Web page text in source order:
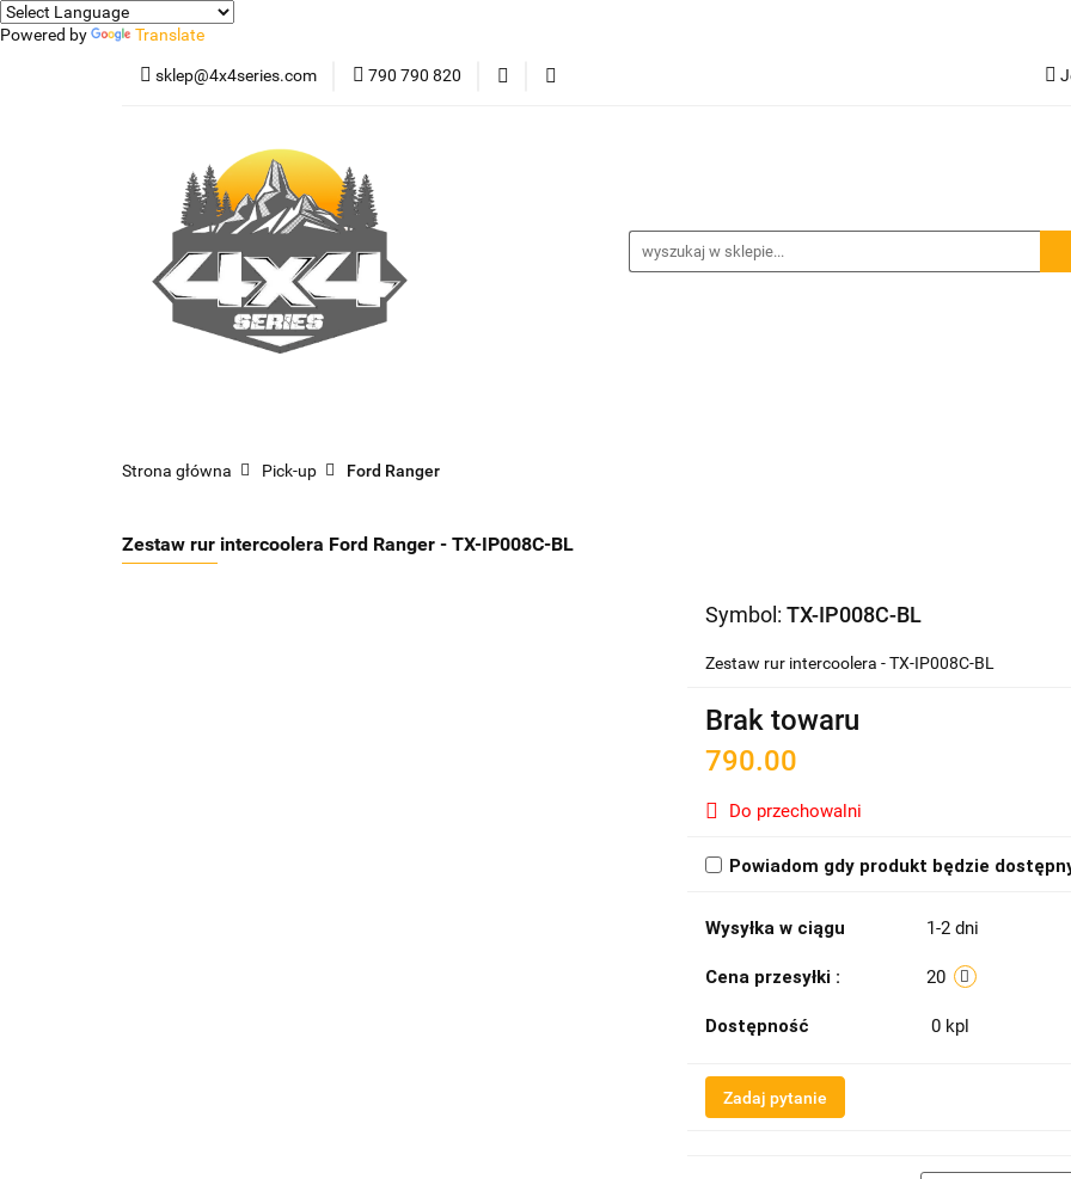
Powered by Translate
sklep@4x4series.com 790 790 820
Osłony - Owiewki - Spojlery
Strona główna Pick-up Ford Ranger
Zestaw rur intercoolera Ford Ranger - TX-IP008C-BL
Symbol: TX-IP008C-BL
Zestaw rur intercoolera - TX-IP008C-BL
Brak towaru
790.00
Do przechowalni
Powiadom gdy produkt będzie
Wysyłka w ciągu 1-2 dni
Cena przesyłki : 20
Dostępność 0 kpl
Zadaj pytanie